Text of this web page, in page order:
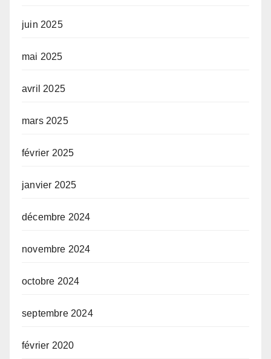
juin 2025
mai 2025
avril 2025
mars 2025
février 2025
janvier 2025
décembre 2024
novembre 2024
octobre 2024
septembre 2024
février 2020